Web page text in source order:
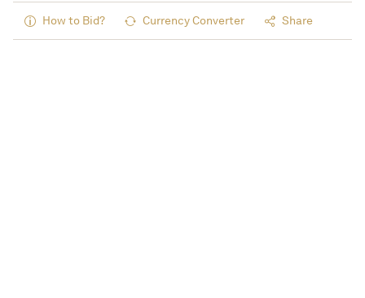
How to Bid? Currency Converter Share